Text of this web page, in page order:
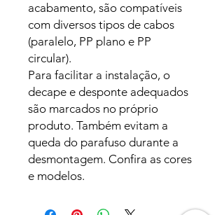
acabamento, são compatíveis
com diversos tipos de cabos
(paralelo, PP plano e PP
circular).
Para facilitar a instalação, o
decape e desponte adequados
são marcados no próprio
produto. Também evitam a
queda do parafuso durante a
desmontagem. Confira as cores
e modelos.